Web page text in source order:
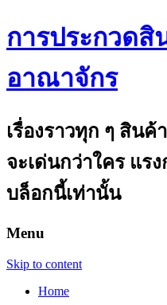
การประกวดสิ
อาณาจักร
เรื่องราวทุก ๆ สิน
จะเด่นกว่าใคร แร
บล็อกนี้เท่านั้น
Menu
Skip to content
Home